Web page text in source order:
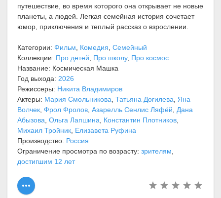
путешествие, во время которого она открывает не новые
планеты, а людей. Легкая семейная история сочетает
юмор, приключения и теплый рассказ о взрослении.
Категории: Фильм Комедия Семейный
Коллекции: Про детей Про школу, Про космос
Название: Космическая Машка
Год выхода: 2026
Режиссеры: Никита Владимиров
Актеры: Мария Смольникова Татьяна Догилева
Яна
Волчек Фрол Фролов Азарелль Сенлис Ляфёй
Дана
Абызова Ольга Лапшина Константин Плотников
Михаил Тройник Елизавета Руфина
Производство: Россия
Ограничение просмотра по возрасту: зрителям
достигшим 12 лет